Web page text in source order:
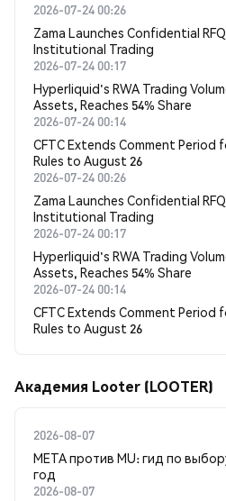
2026-07-24 00:26
Zama Launches Confidential
Institutional Trading
2026-07-24 00:17
Hyperliquid's RWA Trading
Assets, Reaches 54% Share
2026-07-24 00:14
CFTC Extends Comment Period
Rules to August 26
2026-07-24 00:26
Zama Launches Confidential
Institutional Trading
2026-07-24 00:17
Hyperliquid's RWA Trading
Assets, Reaches 54% Share
2026-07-24 00:14
CFTC Extends Comment Period
Rules to August 26
Академия Looter (LOOTER)
2026-08-07
META против MU: гид по
год
2026-08-07